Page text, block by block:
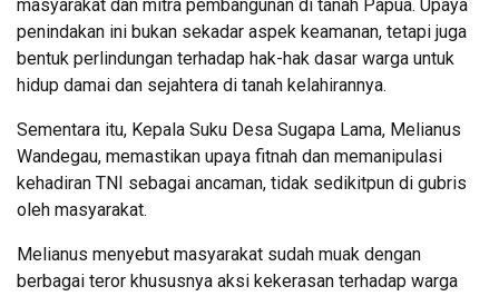
masyarakat dan mitra pembangunan di tanah Papua. Upaya
penindakan ini bukan sekadar aspek keamanan, tetapi juga
bentuk perlindungan terhadap hak-hak dasar warga untuk
hidup damai dan sejahtera di tanah kelahirannya.
Sementara itu, Kepala Suku Desa Sugapa Lama, Melianus
Wandegau, memastikan upaya fitnah dan memanipulasi
kehadiran TNI sebagai ancaman, tidak sedikitpun di gubris
oleh masyarakat.
Melianus menyebut masyarakat sudah muak dengan
berbagai teror khususnya aksi kekerasan terhadap warga